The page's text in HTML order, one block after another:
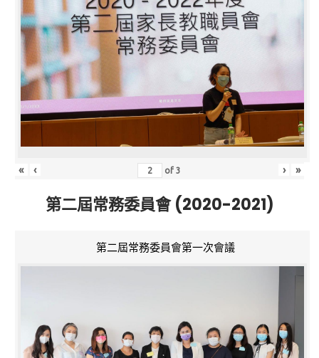
« ‹ of3 › »
第二屆常務委員會 (2020-2021)
第二屆常務委員會第一次會議